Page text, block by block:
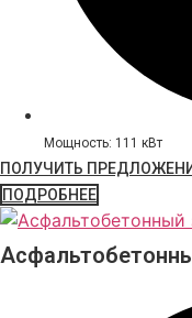
Мощность: 111 кВт
ПОЛУЧИТЬ
ПОДРОБНЕЕ